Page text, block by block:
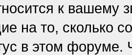
к вашему
на то, сколько
в этом форуме.